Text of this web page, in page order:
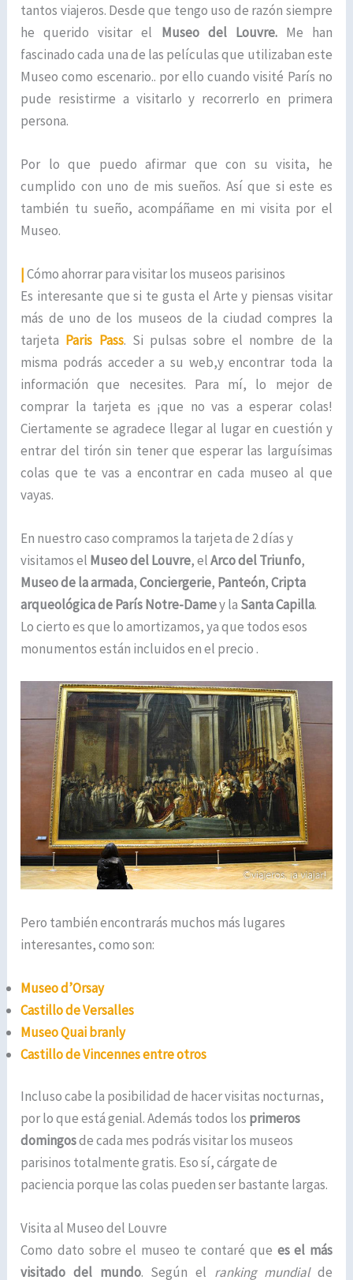
tantos viajeros. Desde que tengo uso de razón siempre
he querido visitar el Museo del Louvre. Me han
fascinado cada una de las películas que utilizaban este
Museo como escenario.. por ello cuando visité París no
pude resistirme a visitarlo y recorrerlo en primera
persona.
Por lo que puedo afirmar que con su visita, he
cumplido con uno de mis sueños. Así que si este es
también tu sueño, acompáñame en mi visita por el
Museo.
|Cómo ahorrar para visitar los museos parisinos
Es interesante que si te gusta el Arte y piensas visitar
más de uno de los museos de la ciudad compres la
tarjeta Paris Pass. Si pulsas sobre el nombre de la
misma podrás acceder a su web,y encontrar toda la
información que necesites. Para mí, lo mejor de
comprar la tarjeta es ¡que no vas a esperar colas!
Ciertamente se agradece llegar al lugar en cuestión y
entrar del tirón sin tener que esperar las larguísimas
colas que te vas a encontrar en cada museo al que
vayas.
En nuestro caso compramos la tarjeta de 2 días y
visitamos el Museo del Louvre, elArco del Triunfo,
Museo de la armada,Conciergerie, Panteón,Cripta
arqueológica de París Notre-Damey la Santa Capilla.
Lo cierto es que lo amortizamos, ya que todos esos
monumentos están incluidos en el precio .
Pero también encontrarás muchos más lugares
interesantes, como son:
Museo d’Orsay
Castillo de Versalles
Museo Quai branly
Castillo de Vincennes entre otros
Incluso cabe la posibilidad de hacer visitas nocturnas,
por lo que está genial. Además todos los primeros
domingosde cada mes podrás visitar los museos
parisinos totalmente gratis. Eso sí, cárgate de
paciencia porque las colas pueden ser bastante largas.
Visita al Museo del Louvre
Como dato sobre el museo te contaré que es el más
visitado del mundo. Según el ranking mundialde